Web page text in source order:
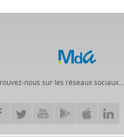
nous sur les réseaux sociaux...